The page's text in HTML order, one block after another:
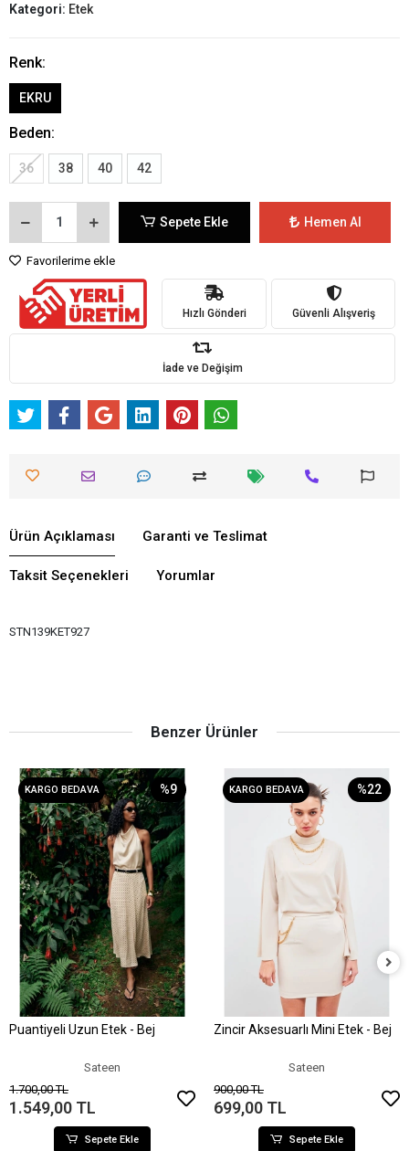
Kategori: Etek
Renk:
EKRU
Beden:
36 38 40 42
Sepete Ekle Hemen Al
Favorilerime ekle
Hızlı Gönderi Güvenli Alışveriş
İade ve Değişim
Ürün Açıklaması Garanti ve Teslimat
Taksit Seçenekleri Yorumlar
STN139KET927
Benzer Ürünler
KARGO BEDAVA %9
Sepete Ekle
Puantiyeli Uzun Etek - Bej
Sateen
1.700,00 TL
1.549,00 TL
Sepete Ekle
KARGO BEDAVA %22
Sepete Ekle
Zincir Aksesuarlı Mini Etek - Bej
Sateen
900,00 TL
699,00 TL
Sepete Ekle